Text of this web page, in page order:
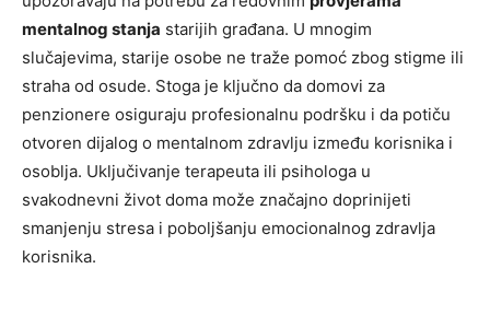
mentalnog stanja starijih građana. U mnogim
slučajevima, starije osobe ne traže pomoć zbog stigme ili
straha od osude. Stoga je ključno da domovi za
penzionere osiguraju profesionalnu podršku i da potiču
otvoren dijalog o mentalnom zdravlju između korisnika i
osoblja. Uključivanje terapeuta ili psihologa u
svakodnevni život doma može značajno doprinijeti
smanjenju stresa i poboljšanju emocionalnog zdravlja
korisnika.